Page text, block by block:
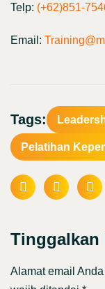
Telp: (+62)851-
Email:
Tags:
Pelatihan
Tinggalkan
Alamat email